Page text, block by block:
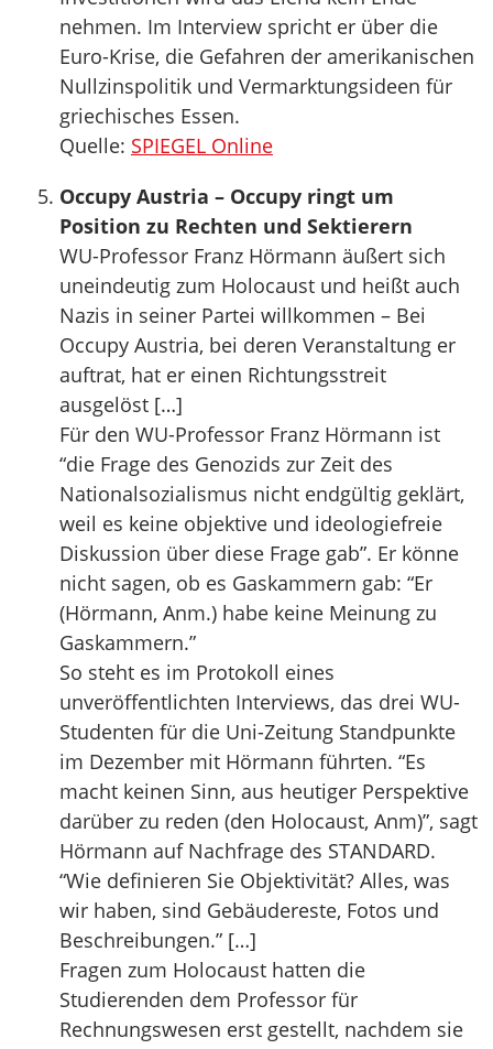
nehmen. Im Interview spricht er über die
Euro-Krise, die Gefahren der amerikanischen
Nullzinspolitik und Vermarktungsideen für
griechisches Essen.
Quelle: SPIEGEL Online
Occupy Austria – Occupy ringt um
Position zu Rechten und Sektierern
WU-Professor Franz Hörmann äußert sich
uneindeutig zum Holocaust und heißt auch
Nazis in seiner Partei willkommen – Bei
Occupy Austria, bei deren Veranstaltung er
auftrat, hat er einen Richtungsstreit
ausgelöst […]
Für den WU-Professor Franz Hörmann ist
“die Frage des Genozids zur Zeit des
Nationalsozialismus nicht endgültig geklärt,
weil es keine objektive und ideologiefreie
Diskussion über diese Frage gab”. Er könne
nicht sagen, ob es Gaskammern gab: “Er
(Hörmann, Anm.) habe keine Meinung zu
Gaskammern.”
So steht es im Protokoll eines
unveröffentlichten Interviews, das drei WU-
Studenten für die Uni-Zeitung Standpunkte
im Dezember mit Hörmann führten. “Es
macht keinen Sinn, aus heutiger Perspektive
darüber zu reden (den Holocaust, Anm)”, sagt
Hörmann auf Nachfrage des STANDARD.
“Wie definieren Sie Objektivität? Alles, was
wir haben, sind Gebäudereste, Fotos und
Beschreibungen.” […]
Fragen zum Holocaust hatten die
Studierenden dem Professor für
Rechnungswesen erst gestellt, nachdem sie